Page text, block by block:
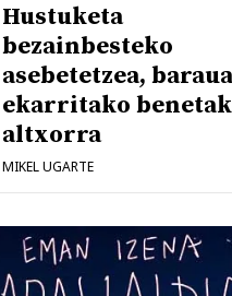
Hustuketa
bezainbesteko
asebetetzea,
ekarritako
altxorra
MIKEL UGARTE